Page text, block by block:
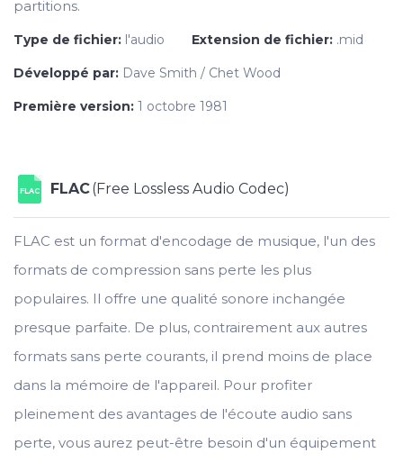
partitions.
Type de fichier: l'audio Extension de fichier: .mid
Développé par: Dave Smith / Chet Wood
Première version: 1 octobre 1981
FLAC FLAC(Free Lossless Audio Codec)
FLAC est un format d'encodage de musique, l'un des
formats de compression sans perte les plus
populaires. Il offre une qualité sonore inchangée
presque parfaite. De plus, contrairement aux autres
formats sans perte courants, il prend moins de place
dans la mémoire de l'appareil. Pour profiter
pleinement des avantages de l'écoute audio sans
perte, vous aurez peut-être besoin d'un équipement